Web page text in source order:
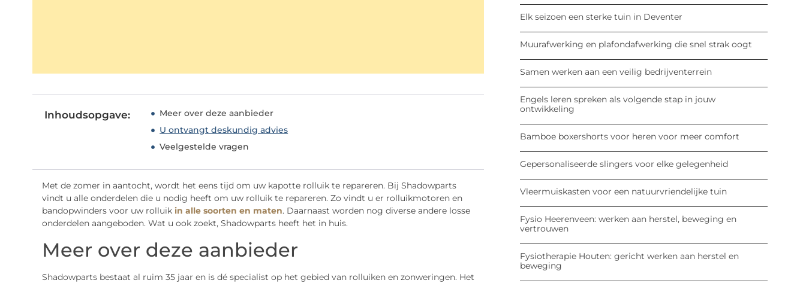
Inhoudsopgave:
Meer over deze aanbieder
U ontvangt deskundig advies
Veelgestelde vragen
Met de zomer in aantocht, wordt het eens tijd om uw kapotte rolluik te repareren. Bij Shadowparts
vindt u alle onderdelen die u nodig heeft om uw rolluik te repareren. Zo vindt u er rolluikmotoren en
bandopwinders voor uw rolluik in alle soorten en maten. Daarnaast worden nog diverse andere losse
onderdelen aangeboden. Wat u ook zoekt, Shadowparts heeft het in huis.
Meer over deze aanbieder
Shadowparts bestaat al ruim 35 jaar en is dé specialist op het gebied van rolluiken en zonweringen. Het
Elk seizoen een sterke tuin in Deventer
Muurafwerking en plafondafwerking die snel strak oogt
Samen werken aan een veilig bedrijventerrein
Engels leren spreken als volgende stap in jouw
ontwikkeling
Bamboe boxershorts voor heren voor meer comfort
Gepersonaliseerde slingers voor elke gelegenheid
Vleermuiskasten voor een natuurvriendelijke tuin
Fysio Heerenveen: werken aan herstel, beweging en
vertrouwen
Fysiotherapie Houten: gericht werken aan herstel en
beweging